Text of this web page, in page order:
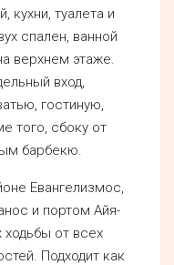
кухни, туалета и
спален, ванной
верхнем этаже.
вход,
гостиную,
того, сбоку от
барбекю.
Евангелизмос,
и портом Айя-
ходьбы от всех
Подходит как